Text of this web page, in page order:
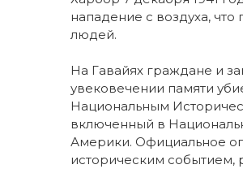
нападение с воздуха,
людей.
На Гавайях граждане и
увековечении памяти
Национальным
включенный в
Америки. Официальное
историческим событием,